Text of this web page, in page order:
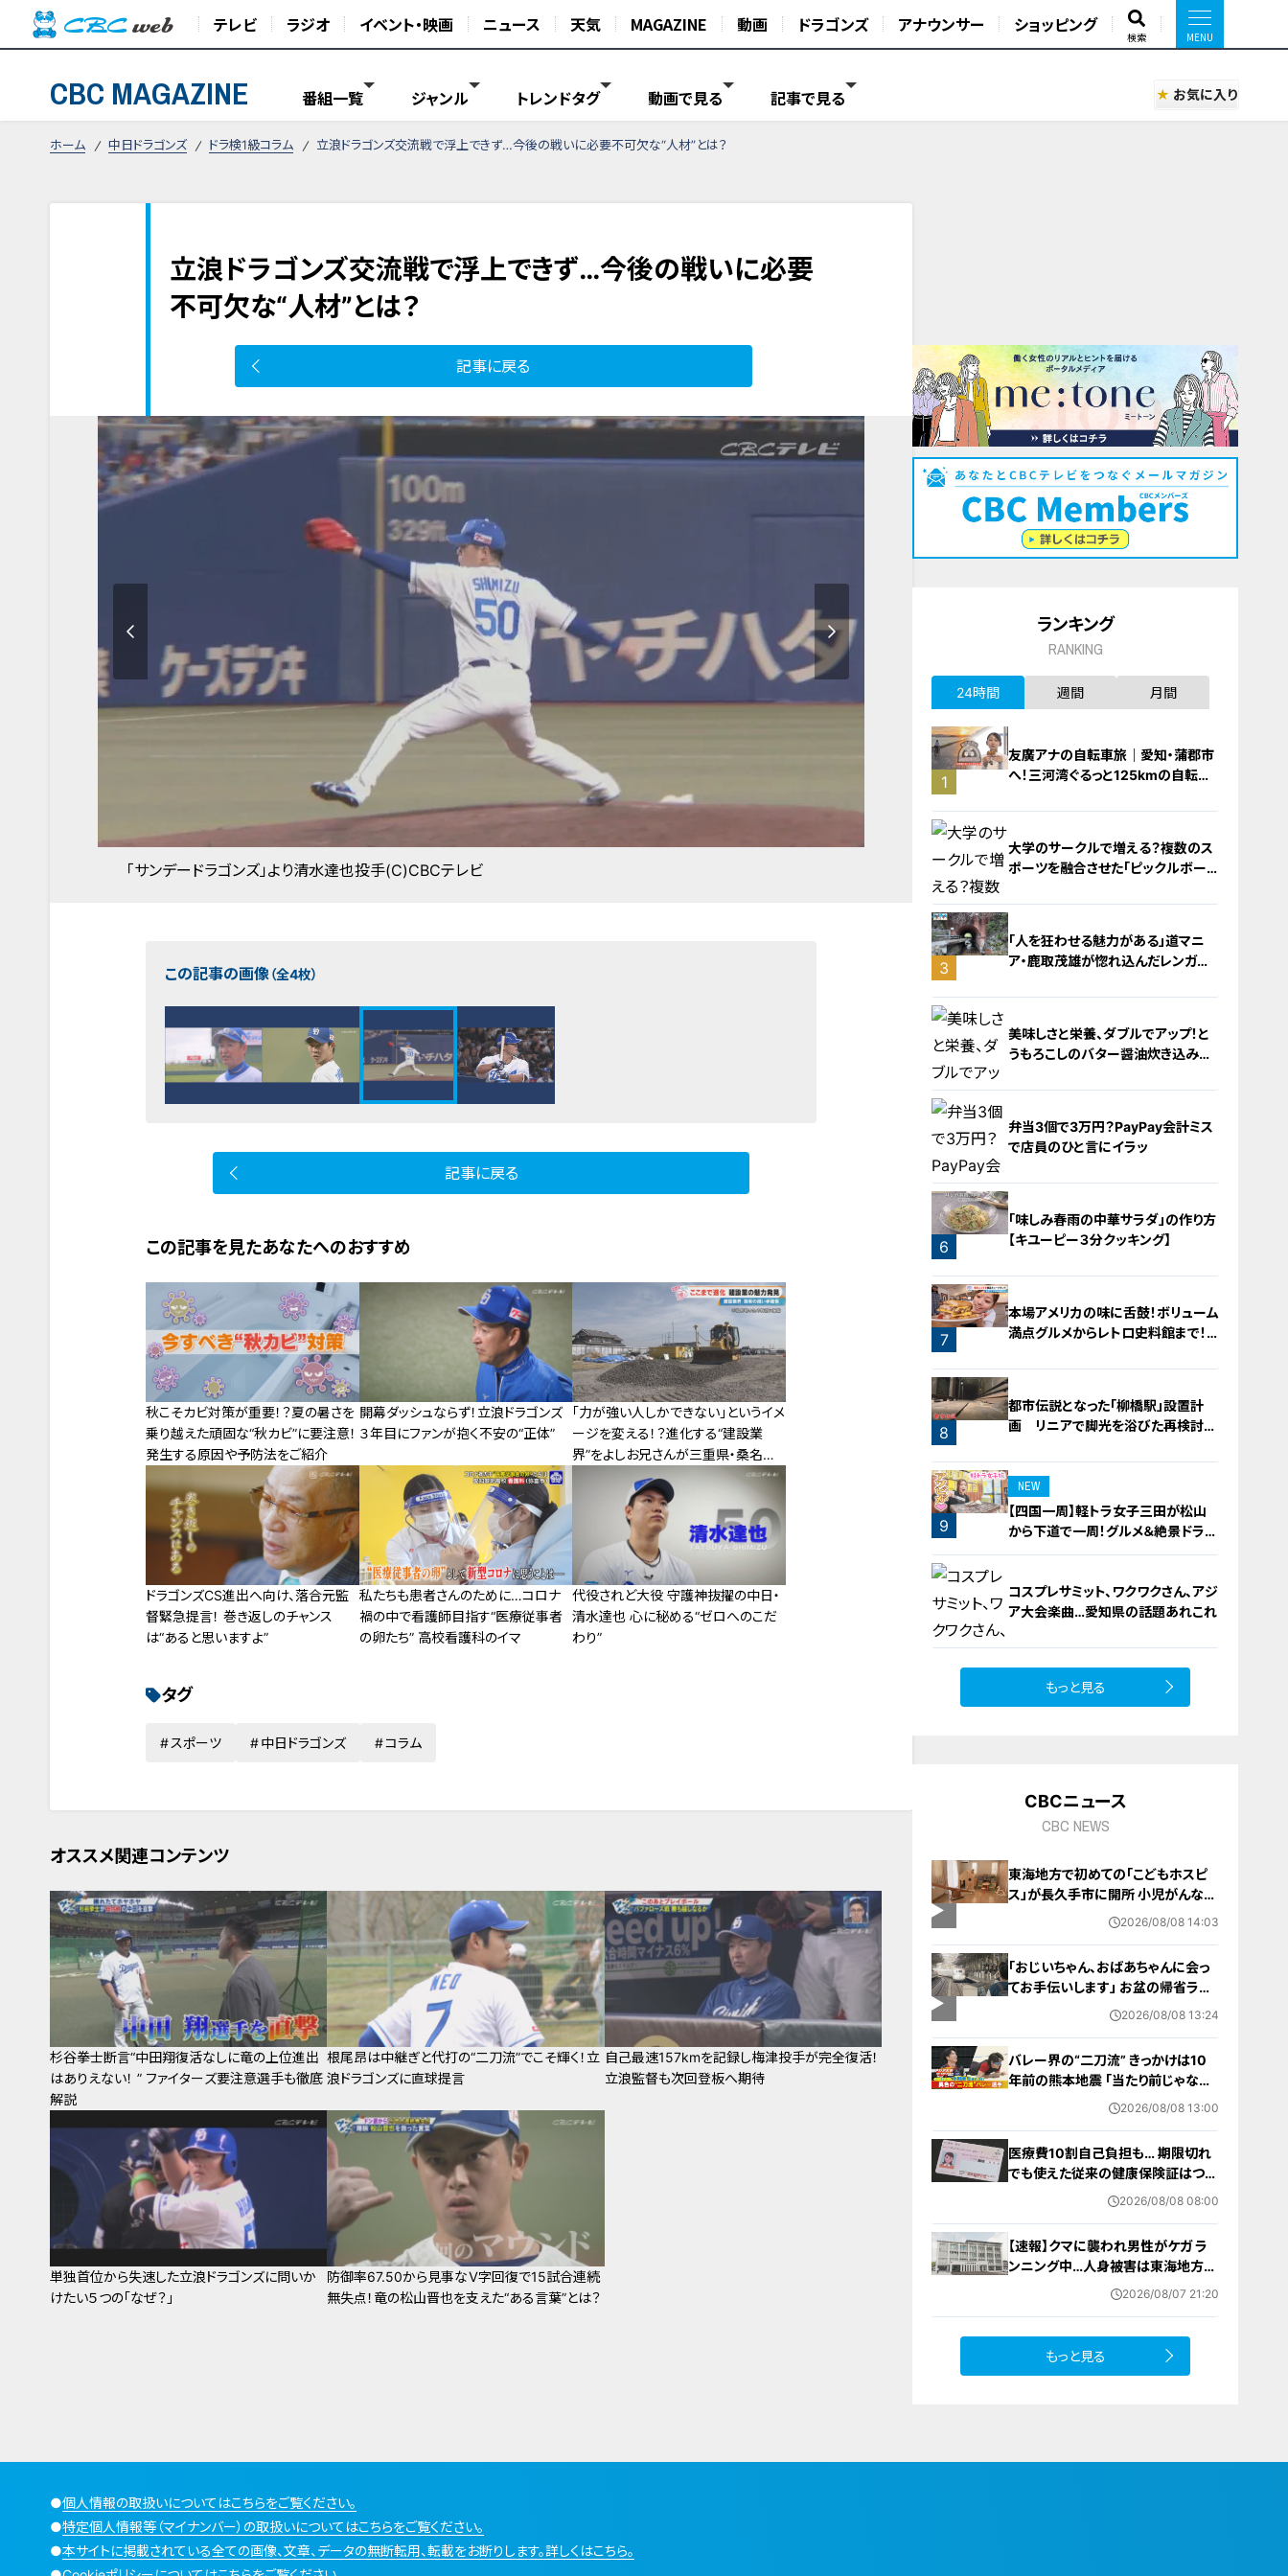
テレビ ラジオ イベント・映画 ニュース 天気 MAGAZINE 動画 ドラゴンズ アナウンサー ショッピング
検索
CBC MAGAZINE 番組一覧 ジャンル トレンドタグ 動画で見る 記事で見る お気に入り
ホーム 中日ドラゴンズ ドラ検1級コラム 立浪ドラゴンズ交流戦で浮上できず…今後の戦いに必要不可欠な“人材”とは？
立浪ドラゴンズ交流戦で浮上できず…今後の戦いに必要
不可欠な“人材”とは？
記事に戻る
「サンデードラゴンズ」より清水達也投手(C)CBCテレビ
この記事の画像（全4枚）
記事に戻る
この記事を見たあなたへのおすすめ
秋こそカビ対策が重要！？夏の暑さを
乗り越えた頑固な“秋カビ”に要注意！
発生する原因や予防法をご紹介
開幕ダッシュならず！立浪ドラゴンズ
３年目にファンが抱く不安の“正体”
「力が強い人しかできない」というイメ
ージを変える！？進化する“建設業
界”をよしお兄さんが三重県・桑名市
で体験調査！
ドラゴンズCS進出へ向け、落合元監
督緊急提言！ 巻き返しのチャンス
は“あると思いますよ”
私たちも患者さんのために…コロナ
禍の中で看護師目指す“医療従事者
の卵たち” 高校看護科のイマ
代役されど大役 守護神抜擢の中日・
清水達也 心に秘める“ゼロへのこだ
わり”
タグ
スポーツ 中日ドラゴンズ コラム
オススメ関連コンテンツ
杉谷拳士断言“中田翔復活なしに竜の上位進出
はありえない！ ” ファイターズ要注意選手も徹底
解説
根尾昂は中継ぎと代打の“二刀流”でこそ輝く！立
浪ドラゴンズに直球提言
自己最速157kmを記録し梅津投手が完全復活！
立浪監督も次回登板へ期待
単独首位から失速した立浪ドラゴンズに問いか
けたい５つの「なぜ？」
防御率67.50から見事なＶ字回復で15試合連続
無失点！竜の松山晋也を支えた“ある言葉”とは？
ランキング
RANKING
24時間 週間 月間
1
友廣アナの自転車旅｜愛知・蒲郡市
へ！三河湾ぐるっと125kmの自転車
2
大学のサークルで増える？複数のス
ポーツを融合させた「ピックルボー
3
「人を狂わせる魅力がある」道マニ
ア・鹿取茂雄が惚れ込んだレンガの
4
美味しさと栄養、ダブルでアップ！と
うもろこしのバター醤油炊き込みご
5
弁当3個で3万円？PayPay会計ミス
で店員のひと言にイラッ
6
「味しみ春雨の中華サラダ」の作り方
【キユーピー３分クッキング】
7
本場アメリカの味に舌鼓！ボリューム
満点グルメからレトロ史料館まで！
8
都市伝説となった「柳橋駅」設置計
画 リニアで脚光を浴びた再検討の
9
NEW
【四国一周】軽トラ女子三田が松山
から下道で一周！グルメ＆絶景ドライ
ブ⑳
コスプレサミット、ワクワクさん、アジ
ア大会楽曲…愛知県の話題あれこれ
もっと見る
CBCニュース
CBC NEWS
東海地方で初めての「こどもホスピ
ス」が長久手市に開所 小児がんなど
重い病気の子どもと家族を支える施
2026/08/08 14:03
「おじいちゃん、おばあちゃんに会っ
てお手伝いします」 お盆の帰省ラッ
シュが本格化 東海道新幹線下りがピ
2026/08/08 13:24
バレー界の“二刀流” きっかけは10
年前の熊本地震 ｢当たり前じゃなか
った｣ オフシーズンゼロの過酷スケ
2026/08/08 13:00
医療費10割自己負担も… 期限切れ
でも使えた従来の健康保険証はつい
に終了 8月以降起こりうるマイナ保
2026/08/08 08:00
【速報】クマに襲われ男性がケガ ラ
ンニング中…人身被害は東海地方で
今シーズン初めて 岐阜県高山市
2026/08/07 21:20
もっと見る
●個人情報の取扱いについてはこちらをご覧ください。
●特定個人情報等（マイナンバー）の取扱いについてはこちらをご覧ください。
●本サイトに掲載されている全ての画像、文章、データの無断転用、転載をお断りします。詳しくはこちら。